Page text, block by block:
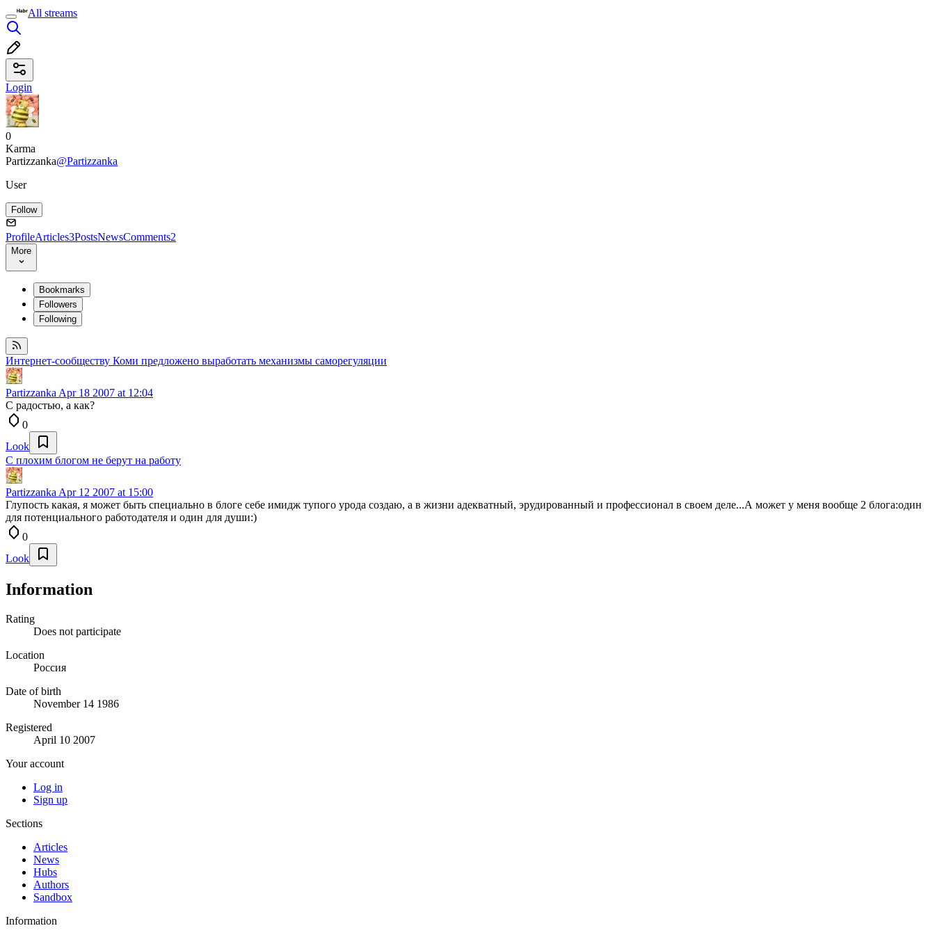
All streams
Login
0
Karma
Partizzanka@Partizzanka
User
Follow
ProfileArticles3PostsNewsComments2
More
Bookmarks
Followers
Following
Интернет-сообществу Коми предложено выработать механизмы саморегуляции
Partizzanka Apr 18 2007 at 12:04
С радостью, а как?
0
Look
С плохим блогом не берут на работу
Partizzanka Apr 12 2007 at 15:00
Глупость какая, я может быть специально в блоге себе имидж тупого урода создаю, а в жизни адекватный, эрудированный и профессионал в своем деле...А может у меня вообще 2 блога:один
для потенциального работодателя и один для души:)
0
Look
Information
Rating
Does not participate
Location
Россия
Date of birth
November 14 1986
Registered
April 10 2007
Your account
Log in
Sign up
Sections
Articles
News
Hubs
Authors
Sandbox
Information